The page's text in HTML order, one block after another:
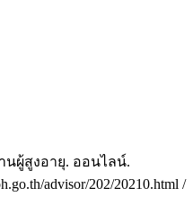
นผู้สูงอายุ. ออนไลน์.
advisor/202/20210.html /